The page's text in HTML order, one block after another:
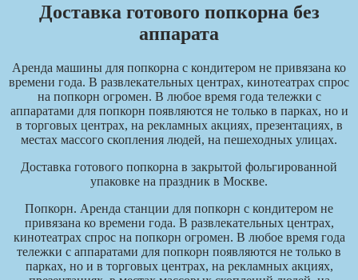
Доставка готового попкорна без
аппарата
Аренда машины для попкорна с кондитером не привязана ко
времени года. В развлекательных центрах, кинотеатрах спрос
на попкорн огромен. В любое время года тележки с
аппаратами для попкорн появляются не только в парках, но и
в торговых центрах, на рекламных акциях, презентациях, в
местах массого скопления людей, на пешеходных улицах.
Доставка готового попкорна в закрытой фольгированной
упаковке на праздник в Москве.
Попкорн. Аренда станции для попкорн с кондитером не
привязана ко времени года. В развлекательных центрах,
кинотеатрах спрос на попкорн огромен. В любое время года
тележки с аппаратами для попкорн появляются не только в
парках, но и в торговых центрах, на рекламных акциях,